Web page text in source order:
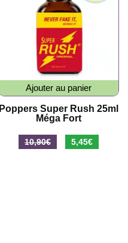
Ajouter au panier
Poppers Super Rush 25ml
Méga Fort
10,90€
Le5,45€